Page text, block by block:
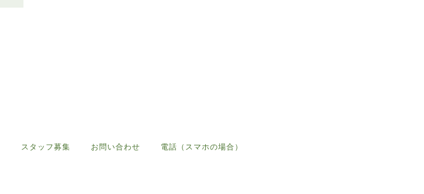
スタッフ募集 お問い合わせ 電話（スマホの場合）